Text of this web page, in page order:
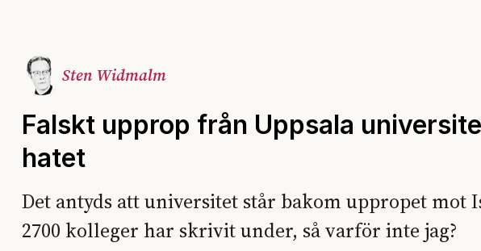
Sten Widmalm
Falskt upprop från Uppsala
hatet
Det antyds att universitet står bakom uppropet
2700 kolleger har skrivit under, så varför inte jag?